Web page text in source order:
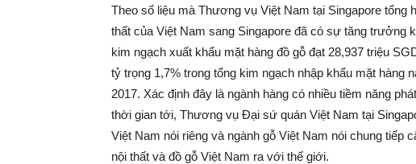
Theo số liệu mà Thương vụ Việt Nam tại Singapore tổng
thất của Việt Nam sang Singapore đã có sự tăng trưởng
kim ngạch xuất khẩu mặt hàng đồ gỗ đạt 28,937 triệu
tỷ trọng 1,7% trong tổng kim ngạch nhập khẩu mặt hàng
2017. Xác định đây là ngành hàng có nhiều tiềm năng
thời gian tới, Thương vụ Đại sứ quán Việt Nam tại
Việt Nam nói riêng và ngành gỗ Việt Nam nói chung
nội thất và đồ gỗ Việt Nam ra với thế giới.